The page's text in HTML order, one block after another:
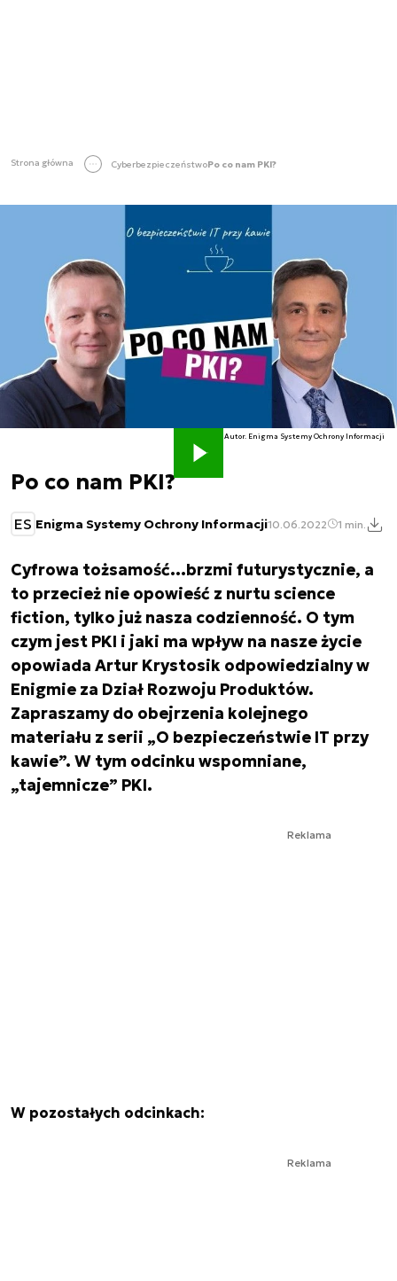
Strona główna CyberbezpieczeństwoPo co nam PKI?
Po co nam PKI?
ES Enigma Systemy Ochrony Informacji10.06.2022 1 min.
Autor. Enigma Systemy Ochrony Informacji
Cyfrowa tożsamość…brzmi futurystycznie, a
to przecież nie opowieść z nurtu science
fiction, tylko już nasza codzienność. O tym
czym jest PKI i jaki ma wpływ na nasze życie
opowiada Artur Krystosik odpowiedzialny w
Enigmie za Dział Rozwoju Produktów.
Zapraszamy do obejrzenia kolejnego
materiału z serii „O bezpieczeństwie IT przy
kawie”. W tym odcinku wspomniane,
„tajemnicze” PKI.
Reklama
W pozostałych odcinkach:
Reklama